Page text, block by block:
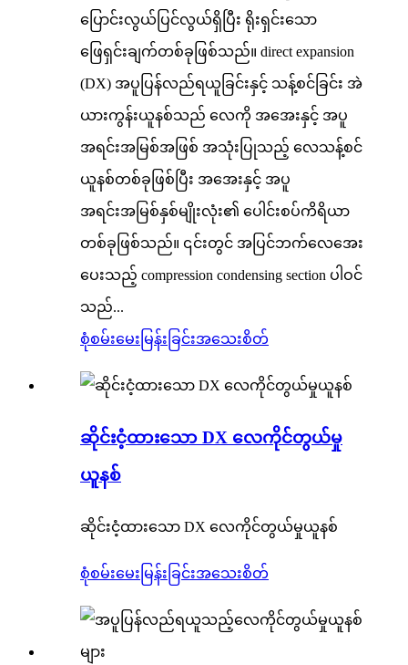
ပြောင်းလွယ်ပြင်လွယ်ရှိပြီး ရိုးရှင်းသော
ဖြေရှင်းချက်တစ်ခုဖြစ်သည်။ direct expansion
(DX) အပူပြန်လည်ရယူခြင်းနှင့် သန့်စင်ခြင်း အဲ
ယားကွန်းယူနစ်သည် လေကို အအေးနှင့် အပူ
အရင်းအမြစ်အဖြစ် အသုံးပြုသည့် လေသန့်စင်
ယူနစ်တစ်ခုဖြစ်ပြီး အအေးနှင့် အပူ
အရင်းအမြစ်နှစ်မျိုးလုံး၏ ပေါင်းစပ်ကိရိယာ
တစ်ခုဖြစ်သည်။ ၎င်းတွင် အပြင်ဘက်လေအေး
ပေးသည့် compression condensing section ပါဝင်
သည်...
စုံစမ်းမေးမြန်းခြင်းအသေးစိတ်
ဆိုင်းငံ့ထားသော DX လေကိုင်တွယ်မှု
ယူနစ်
ဆိုင်းငံ့ထားသော DX လေကိုင်တွယ်မှုယူနစ်
စုံစမ်းမေးမြန်းခြင်းအသေးစိတ်